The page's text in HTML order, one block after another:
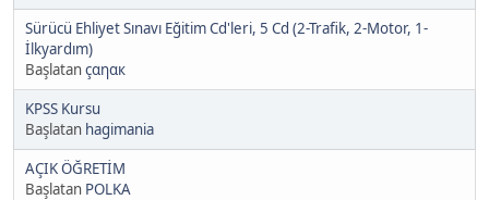
Sürücü Ehliyet Sınavı Eğitim Cd'leri, 5 Cd (2-Trafik, 2-Motor, 1-
İlkyardım)
Başlatançαηαк
KPSS Kursu
Başlatan hagimania
AÇIK ÖĞRETİM
Başlatan POLKA